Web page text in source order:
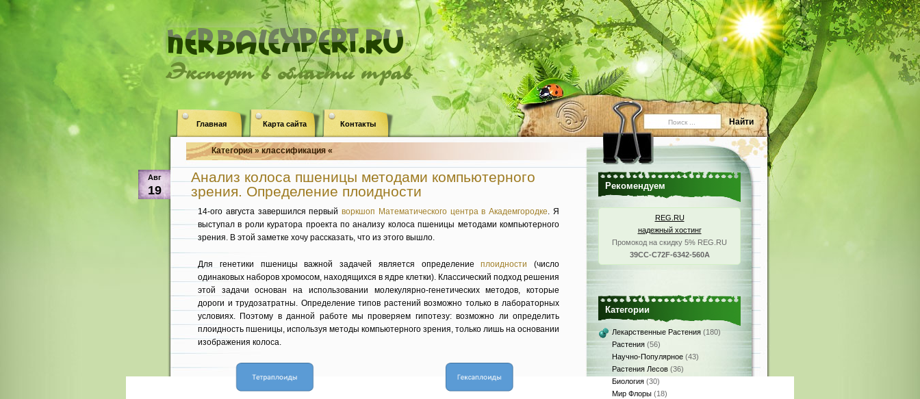
Эксперт в области трав
Главная Карта сайта Контакты
Категория » классификация «
Авг
19
Анализ колоса пшеницы методами компьютерного
зрения. Определение плоидности
14-ого августа завершился первыйворкшоп Математического центра в Академгородке. Я
выступал в роли куратора проекта по анализу колоса пшеницы методами компьютерного
зрения. В этой заметке хочу рассказать, что из этого вышло.
Для генетики пшеницы важной задачей является определениеплоидности (число
одинаковых наборов хромосом, находящихся в ядре клетки). Классический подход решения
этой задачи основан на использовании молекулярно-генетических методов, которые
дороги и трудозатратны. Определение типов растений возможно только в лабораторных
условиях. Поэтому в данной работе мы проверяем гипотезу: возможно ли определить
плоидность пшеницы, используя методы компьютерного зрения, только лишь на основании
изображения колоса.
Рекомендуем
REG.RU
надежный хостинг
Промокод на скидку 5% REG.RU
39CC-C72F-6342-560A
Категории
Лекарственные Растения (180)
Растения (56)
Научно-Популярное (43)
Растения Лесов (36)
Биология (30)
Мир Флоры (18)